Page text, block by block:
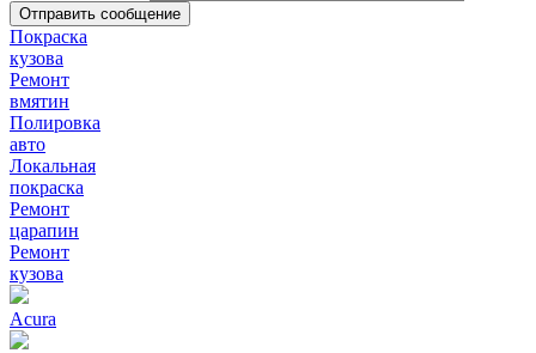
Покраска
кузова
Ремонт
вмятин
Полировка
авто
Локальная
покраска
Ремонт
царапин
Ремонт
кузова
Acura